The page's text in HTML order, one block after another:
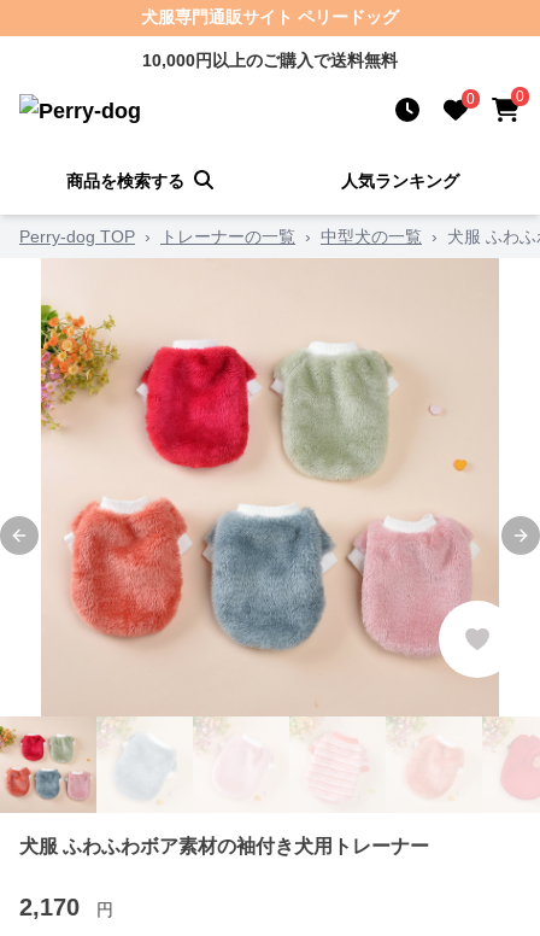
犬服専門通販サイト ペリードッグ
10,000円以上のご購入で送料無料
0 0
商品を検索する 人気ランキング
Perry-dog TOP › トレーナーの一覧 › 中型犬の一覧 › 犬服 ふわ
Previous slide
犬服 ふわふわボア素材の袖付き犬用トレーナー
2,170 円